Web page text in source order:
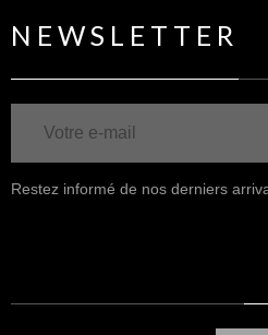
NEWSLETTER
Restez informé de nos derniers